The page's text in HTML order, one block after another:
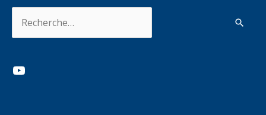
YouTube